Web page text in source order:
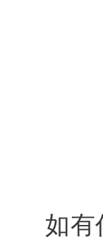
如有